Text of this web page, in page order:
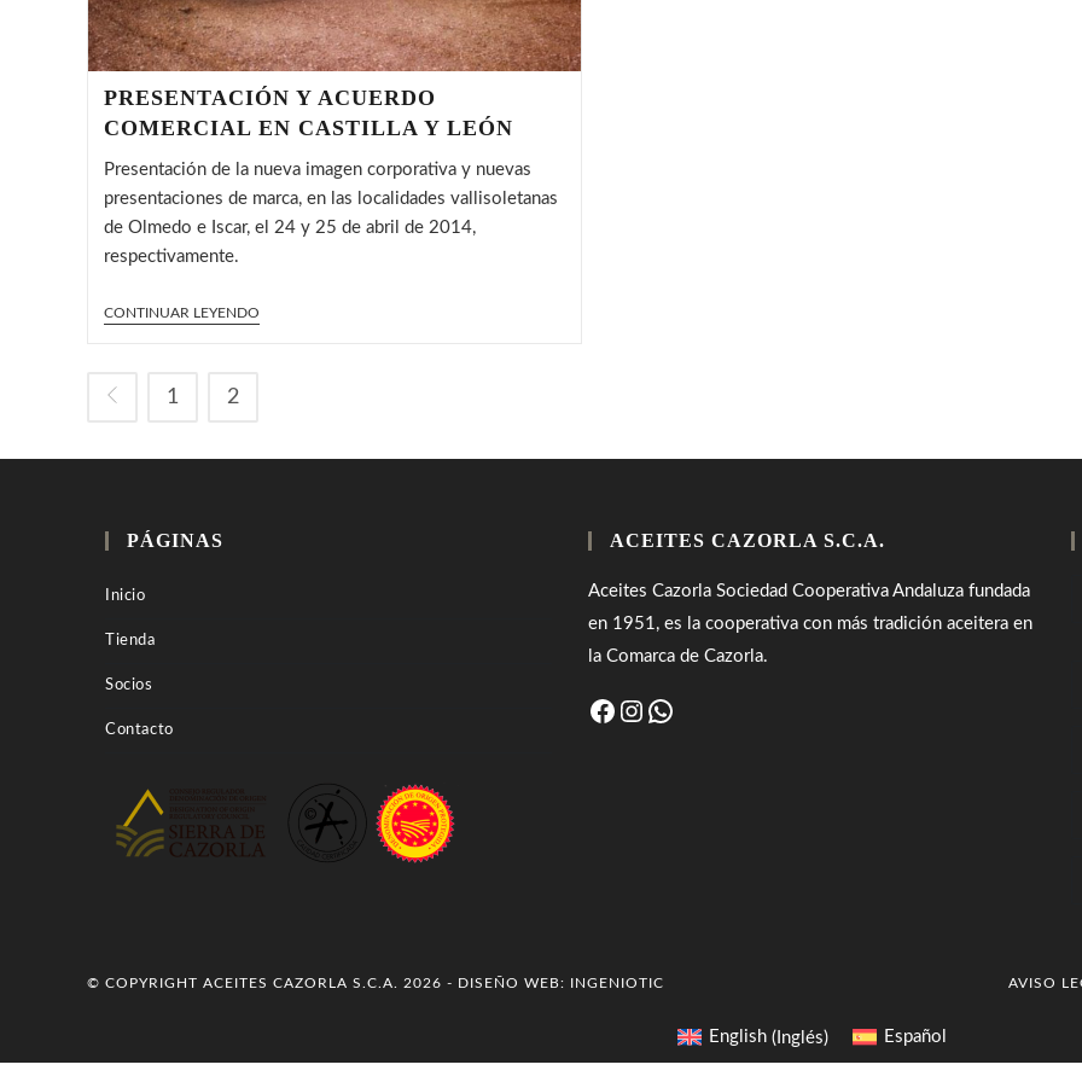
PRESENTACIÓN Y ACUERDO
COMERCIAL EN CASTILLA Y LEÓN
Presentación de la nueva imagen corporativa y nuevas
presentaciones de marca, en las localidades vallisoletanas
de Olmedo e Iscar, el 24 y 25 de abril de 2014,
respectivamente.
CONTINUAR LEYENDOPRESENTACIÓN
Ir a la página anterior
1 2
PÁGINAS
Inicio
Tienda
Socios
Contacto
ACEITES CAZORLA S.C.A.
Aceites Cazorla Sociedad Cooperativa Andaluza fundada
en 1951, es la cooperativa con más tradición aceitera en
la Comarca de Cazorla.
Facebook
InstagramWhatsApp
AVISO
© COPYRIGHT ACEITES CAZORLA S.C.A. 2026 - DISEÑO WEB: INGENIOTIC
English(Inglés) Español